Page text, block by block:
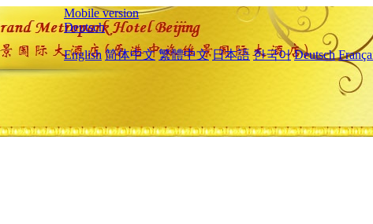
Mobile version
Deutsch
English 简体中文 繁體中文 日本語 한국어 Deutsch